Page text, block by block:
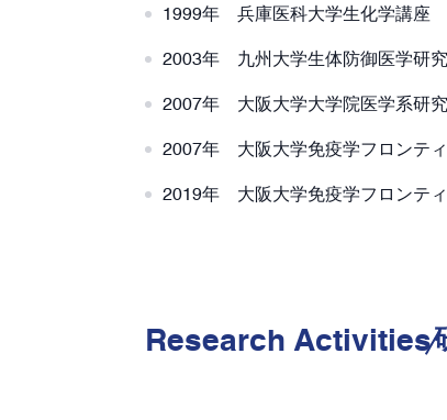
1999年 兵庫医科大学生化学講座
2003年 九州大学生体防御医学研
2007年 大阪大学大学院医学系研
2007年 大阪大学免疫学フロンテ
2019年 大阪大学免疫学フロンテ
Research Activities